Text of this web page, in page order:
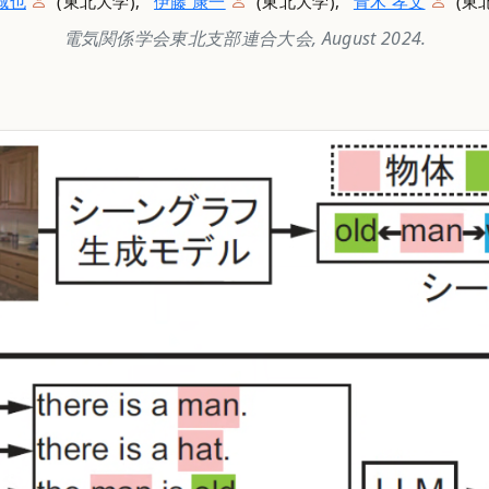
電気関係学会東北支部連合大会, August 2024.